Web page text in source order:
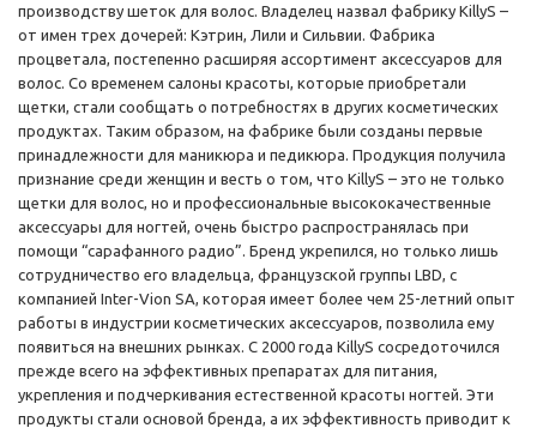
производству шеток для волос. Владелец назвал фабрику KillyS –
от имен трех дочерей: Кэтрин, Лили и Сильвии. Фабрика
процветала, постепенно расширяя ассортимент аксессуаров для
волос. Со временем салоны красоты, которые приобретали
щетки, стали сообщать о потребностях в других косметических
продуктах. Таким образом, на фабрике были созданы первые
принадлежности для маникюра и педикюра. Продукция получила
признание среди женщин и весть о том, что KillyS – это не только
щетки для волос, но и профессиональные высококачественные
аксессуары для ногтей, очень быстро распространялась при
помощи “сарафанного радио”. Бренд укрепился, но только лишь
сотрудничество его владельца, французской группы LBD, с
компанией Inter-Vion SA, которая имеет более чем 25-летний опыт
работы в индустрии косметических аксессуаров, позволила ему
появиться на внешних рынках. С 2000 года KillyS сосредоточился
прежде всего на эффективных препаратах для питания,
укрепления и подчеркивания естественной красоты ногтей. Эти
продукты стали основой бренда, а их эффективность приводит к